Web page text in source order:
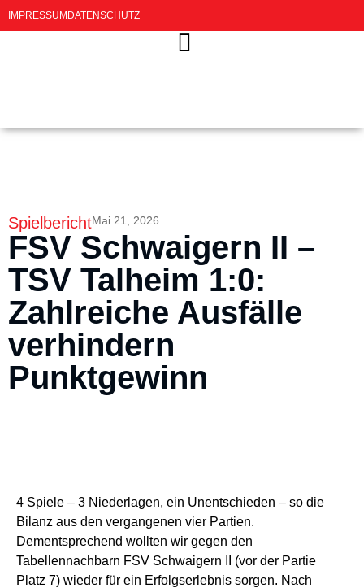
IMPRESSUM DATENSCHUTZ
SpielberichtMai 21, 2026
FSV Schwaigern II –
TSV Talheim 1:0:
Zahlreiche Ausfälle
verhindern
Punktgewinn
4 Spiele – 3 Niederlagen, ein Unentschieden – so die
Bilanz aus den vergangenen vier Partien.
Dementsprechend wollten wir gegen den
Tabellennachbarn FSV Schwaigern II (vor der Partie
Platz 7) wieder für ein Erfolgserlebnis sorgen. Nach